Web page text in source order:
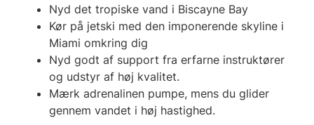
Nyd det tropiske vand i Biscayne Bay
Kør på jetski med den imponerende skyline i
Miami omkring dig
Nyd godt af support fra erfarne instruktører
og udstyr af høj kvalitet.
Mærk adrenalinen pumpe, mens du glider
gennem vandet i høj hastighed.